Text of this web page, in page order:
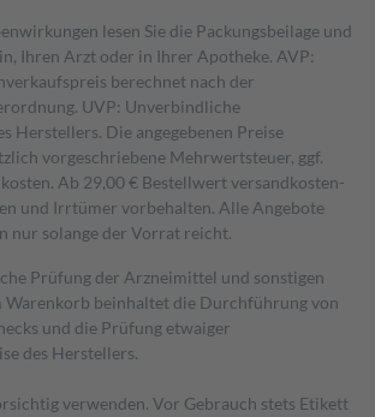
lesen Sie die Packungsbeilage und
Ihren Arzt oder in Ihrer Apotheke. AVP:
berechnet nach der
UVP: Unverbindliche
Herstellers. Die angegebenen Preise
vorgeschriebene Mehrwertsteuer, ggf.
Ab 29,00 € Bestell­wert versand­kosten­
und Irrtümer vorbehalten. Alle Angebote
nur solange der Vorrat reicht.
Prüfung der Arzneimittel und sonstigen
Warenkorb beinhaltet die Durchführung von
und die Prüfung etwaiger
des Herstellers.
verwenden. Vor Gebrauch stets Etikett